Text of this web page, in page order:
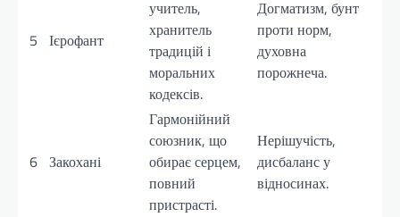
5 Ієрофант
учитель,
хранитель
традицій і
моральних
кодексів.
Догматизм, бунт
проти норм,
духовна
порожнеча.
6 Закохані
Гармонійний
союзник, що
обирає серцем,
повний
пристрасті.
Нерішучість,
дисбаланс у
відносинах.